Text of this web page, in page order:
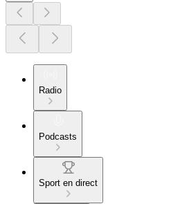
Radio
Podcasts
Sport en direct